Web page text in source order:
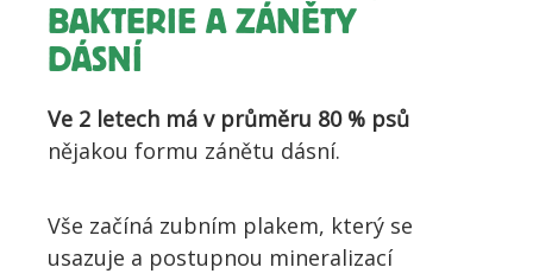
BAKTERIE A ZÁNĚTY
DÁSNÍ
Ve 2 letech má v průměru 80 % psů
nějakou formu zánětu dásní.
Vše začíná zubním plakem, který se
usazuje a postupnou mineralizací